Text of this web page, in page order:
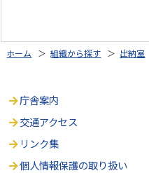
ホーム ＞組織から探す ＞ 出納室
庁舎案内
交通アクセス
リンク集
個人情報保護の取り扱い